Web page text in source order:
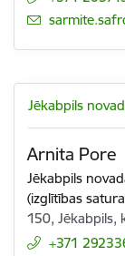
E-pasts:
Jēkabpils
Arnita Pore
Jēkabpils
(izglītības
150, Jēkabpils,
+371